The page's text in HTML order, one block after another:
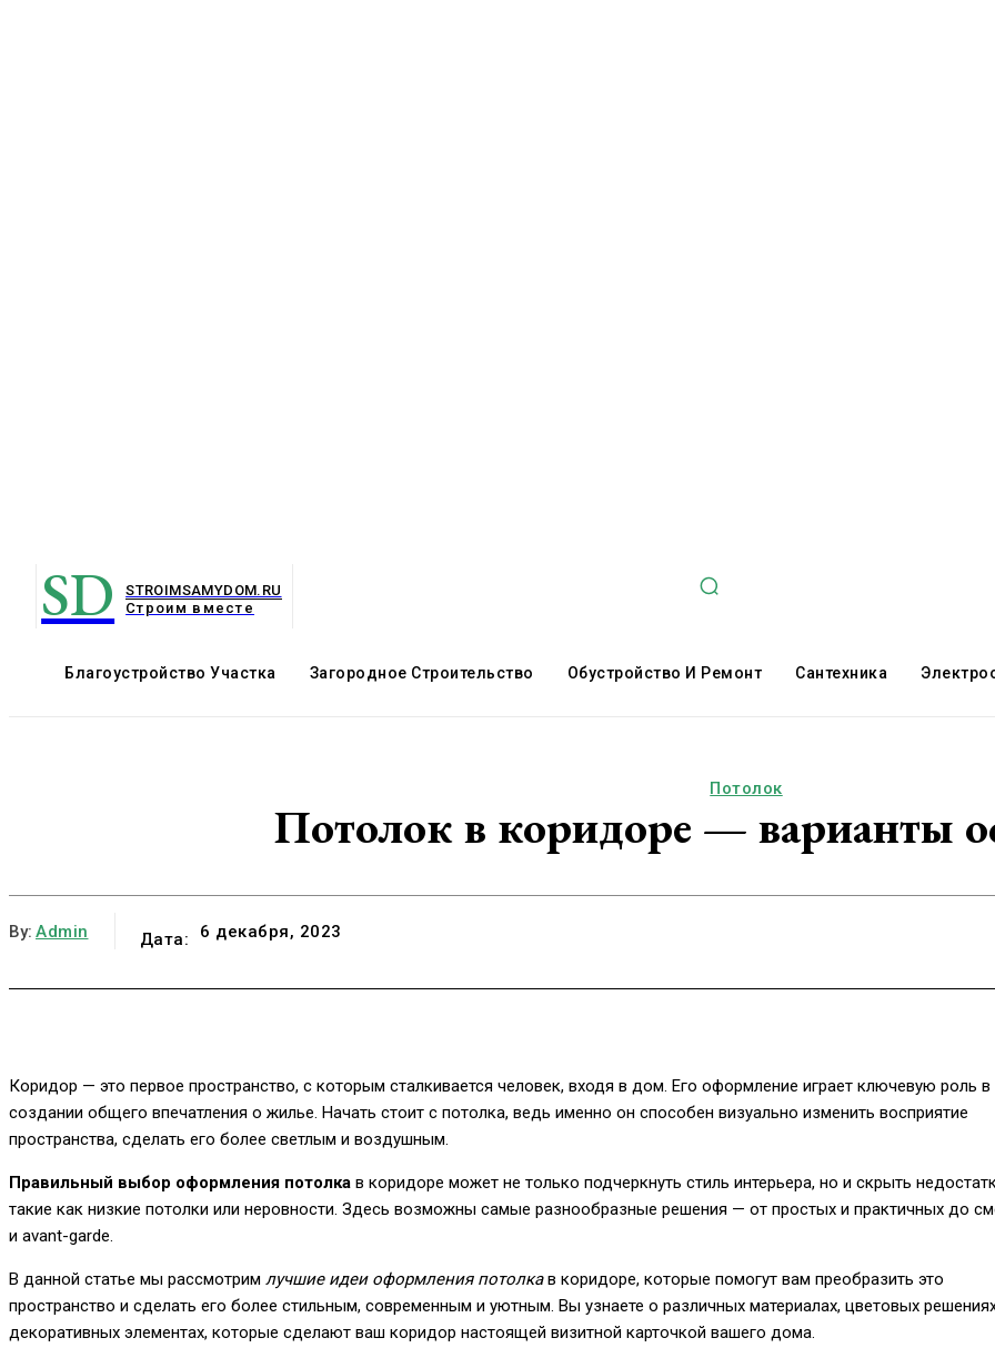
SD
STROIMSAMYDOM.RU
Строим вместе
Благоустройство Участка Загородное Строительство Обустройство И Ремонт Сантехника
Потолок
Потолок в коридоре — варианты
By: Admin Дата: 6 декабря, 2023
Коридор — это первое пространство, с которым сталкивается человек, входя в дом. Его оформление играет ключевую роль в
создании общего впечатления о жилье. Начать стоит с потолка, ведь именно он способен визуально изменить восприятие
пространства, сделать его более светлым и воздушным.
Правильный выбор оформления потолка в коридоре может не только подчеркнуть стиль интерьера, но и скрыть
такие как низкие потолки или неровности. Здесь возможны самые разнообразные решения — от простых и практичных до
и avant-garde.
В данной статье мы рассмотрим лучшие идеи оформления потолкав коридоре, которые помогут вам преобразить это
пространство и сделать его более стильным, современным и уютным. Вы узнаете о различных материалах, цветовых
декоративных элементах, которые сделают ваш коридор настоящей визитной карточкой вашего дома.